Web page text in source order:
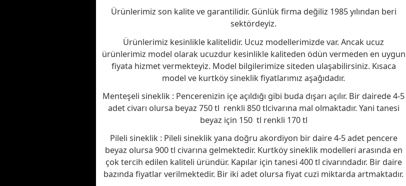
Ürünlerimiz son kalite ve garantilidir. Günlük firma değiliz 1985 yılından beri
sektördeyiz.
Ürünlerimiz kesinlikle kalitelidir. Ucuz modellerimizde var. Ancak ucuz
ürünlerimiz model olarak ucuzdur kesinlikle kaliteden ödün vermeden en uygun
fiyata hizmet vermekteyiz. Model bilgilerimize siteden ulaşabilirsiniz. Kısaca
model ve kurtköy sineklik fiyatlarımız aşağıdadır.
Menteşeli sineklik : Pencerenizin içe açıldığı gibi buda dışarı açılır. Bir dairede 4-5
adet civarı olursa beyaz 750 tl renkli 850 tlcivarına mal olmaktadır. Yani tanesi
beyaz için 150 tl renkli 170 tl
Pileli sineklik : Pileli sineklik yana doğru akordiyon bir daire 4-5 adet pencere
beyaz olursa 900 tl civarına gelmektedir. Kurtköy sineklik modelleri arasında en
çok tercih edilen kaliteli üründür. Kapılar için tanesi 400 tl civarındadır. Bir daire
bazında fiyatlar verilmektedir. Bir iki adet olursa fiyat cuzi miktarda artmaktadır.